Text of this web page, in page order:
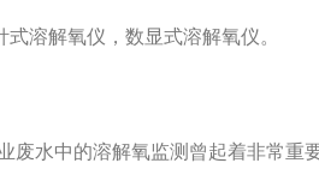
溶解氧仪，数显式溶解氧仪。
水中的溶解氧监测曾起着非常重